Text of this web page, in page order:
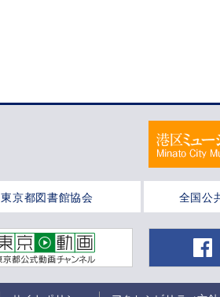
東京都図書館協会 全国公